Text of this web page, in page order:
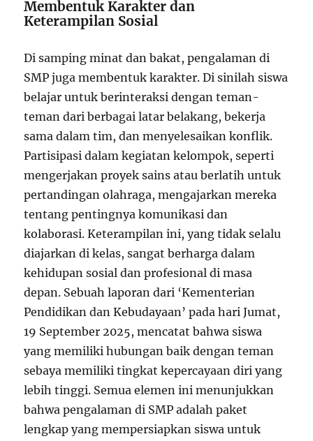
Membentuk Karakter dan
Keterampilan Sosial
Di samping minat dan bakat, pengalaman di
SMP juga membentuk karakter. Di sinilah siswa
belajar untuk berinteraksi dengan teman-
teman dari berbagai latar belakang, bekerja
sama dalam tim, dan menyelesaikan konflik.
Partisipasi dalam kegiatan kelompok, seperti
mengerjakan proyek sains atau berlatih untuk
pertandingan olahraga, mengajarkan mereka
tentang pentingnya komunikasi dan
kolaborasi. Keterampilan ini, yang tidak selalu
diajarkan di kelas, sangat berharga dalam
kehidupan sosial dan profesional di masa
depan. Sebuah laporan dari ‘Kementerian
Pendidikan dan Kebudayaan’ pada hari Jumat,
19 September 2025, mencatat bahwa siswa
yang memiliki hubungan baik dengan teman
sebaya memiliki tingkat kepercayaan diri yang
lebih tinggi. Semua elemen ini menunjukkan
bahwa pengalaman di SMP adalah paket
lengkap yang mempersiapkan siswa untuk